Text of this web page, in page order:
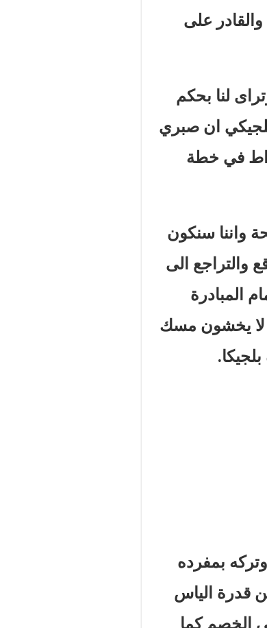
على
لنا بحكم
ان صبري
في خطة
واننا سنكون
والتراجع الى
المبادرة
لا يخشون مسك
بمفرده
قدرة الياس
الخصم كما